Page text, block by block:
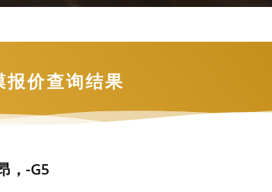
报价查询结果
，-G5